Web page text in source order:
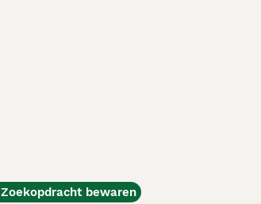
Zoekopdracht bewaren